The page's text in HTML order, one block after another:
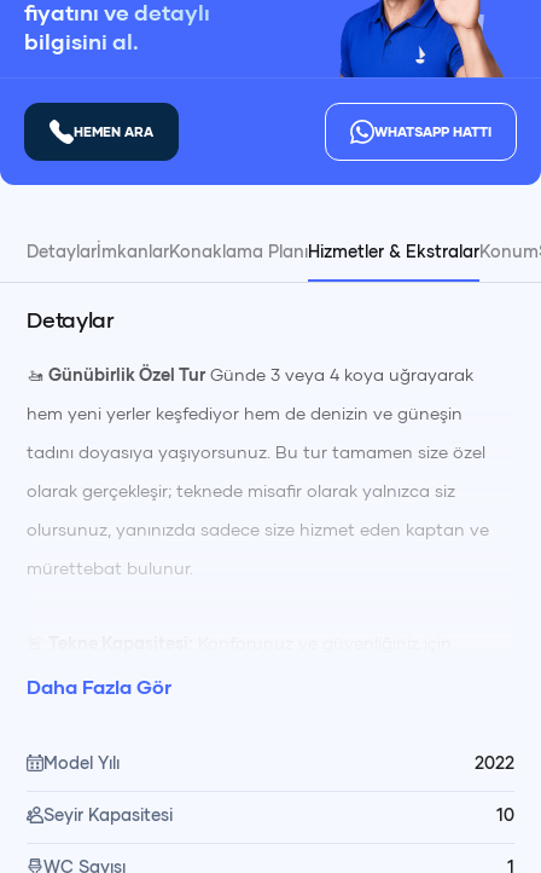
fiyatını ve detaylı
bilgisini al.
HEMEN ARA WHATSAPP HATTI
DetaylarİmkanlarKonaklama PlanıHizmetler & EkstralarKonum
Detaylar
🚤Günübirlik Özel Tur Günde 3 veya 4 koya uğrayarak
hem yeni yerler keşfediyor hem de denizin ve güneşin
tadını doyasıya yaşıyorsunuz. Bu tur tamamen size özel
olarak gerçekleşir; teknede misafir olarak yalnızca siz
olursunuz, yanınızda sadece size hizmet eden kaptan ve
mürettebat bulunur.
teknemiz maksimum
🌅Günün Akışı & Saatler
🕒 Tur Saatleri:Günlük turlarımız
arasında gerçekleşmektedir.
Daha Fazla Gör
Model Yılı 2022
Seyir Kapasitesi 10
WC Sayısı 1